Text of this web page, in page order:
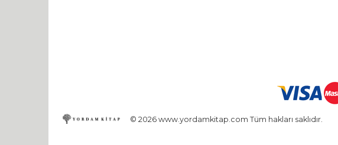
© 2026 www.yordamkitap.com Tüm hakları saklıdır.